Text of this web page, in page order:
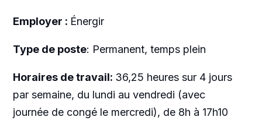
Employer : Énergir
Type de poste: Permanent, temps plein
Horaires de travail: 36,25 heures sur 4 jours
par semaine, du lundi au vendredi (avec
journée de congé le mercredi), de 8h à 17h10